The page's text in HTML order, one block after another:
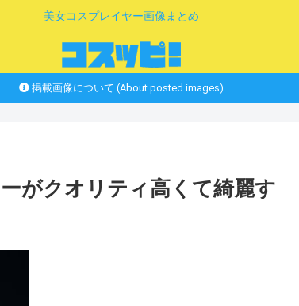
美女コスプレイヤー画像まとめ
掲載画像について (About posted images)
がクオリティ高くて綺麗す